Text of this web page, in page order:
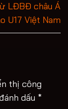
LĐBĐ châu Á
U17 Việt Nam
thị công
dấu *